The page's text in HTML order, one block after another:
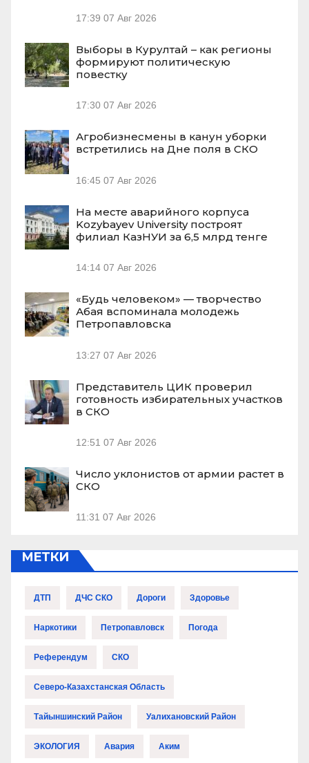
17:39 07 Авг 2026
Выборы в Курултай – как регионы
формируют политическую
повестку
17:30 07 Авг 2026
Агробизнесмены в канун уборки
встретились на Дне поля в СКО
16:45 07 Авг 2026
На месте аварийного корпуса
Kozybayev University построят
филиал КазНУИ за 6,5 млрд тенге
14:14 07 Авг 2026
«Будь человеком» — творчество
Абая вспоминала молодежь
Петропавловска
13:27 07 Авг 2026
Представитель ЦИК проверил
готовность избирательных участков
в СКО
12:51 07 Авг 2026
Число уклонистов от армии растет в
СКО
11:31 07 Авг 2026
МЕТКИ
ДТП ДЧС СКО Дороги Здоровье
Наркотики Петропавловск Погода
Референдум СКО
Северо-Казахстанская Область
Тайыншинский Район Уалихановский Район
ЭКОЛОГИЯ Авария Аким